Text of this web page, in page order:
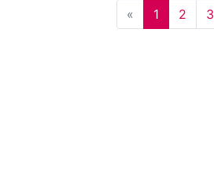
« Previous
1 2 3